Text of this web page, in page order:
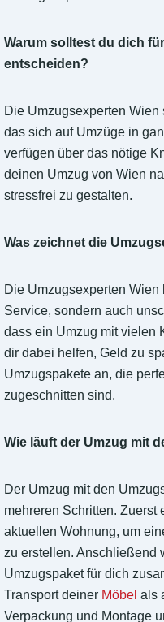
Warum solltest du dich
entscheiden?
Die Umzugsexperten
das sich auf Umzüge in
verfügen über das nötige
deinen Umzug von Wien
stressfrei zu gestalten.
Was zeichnet die
Die Umzugsexperten
Service, sondern auch
dass ein Umzug mit vielen
dir dabei helfen, Geld zu
Umzugspakete an, die
zugeschnitten sind.
Wie läuft der Umzug mit
Der Umzug mit den
mehreren Schritten.
aktuellen Wohnung, um
zu erstellen. Anschließend
Umzugspaket für dich
Transport deiner Möbel als
Verpackung und Montage